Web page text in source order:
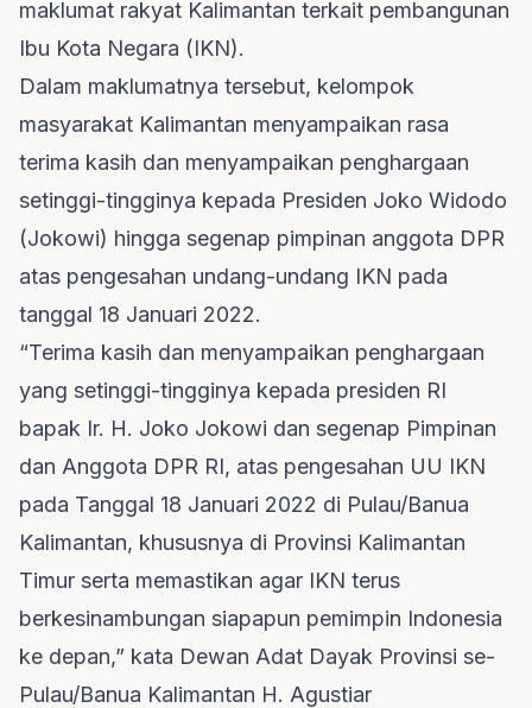
maklumat rakyat Kalimantan terkait pembangunan
Ibu Kota Negara (IKN).
Dalam maklumatnya tersebut, kelompok
masyarakat Kalimantan menyampaikan rasa
terima kasih dan menyampaikan penghargaan
setinggi-tingginya kepada Presiden Joko Widodo
(Jokowi) hingga segenap pimpinan anggota DPR
atas pengesahan undang-undang IKN pada
tanggal 18 Januari 2022.
“Terima kasih dan menyampaikan penghargaan
yang setinggi-tingginya kepada presiden RI
bapak Ir. H. Joko Jokowi dan segenap Pimpinan
dan Anggota DPR RI, atas pengesahan UU IKN
pada Tanggal 18 Januari 2022 di Pulau/Banua
Kalimantan, khususnya di Provinsi Kalimantan
Timur serta memastikan agar IKN terus
berkesinambungan siapapun pemimpin Indonesia
ke depan,” kata Dewan Adat Dayak Provinsi se-
Pulau/Banua Kalimantan H. Agustiar